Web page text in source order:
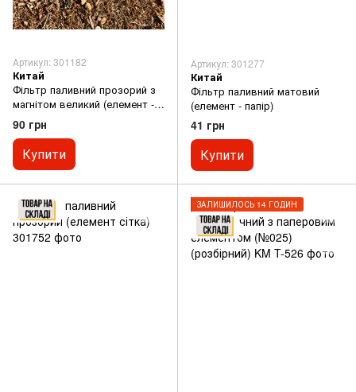
Артикул: 301182
Китай
Фільтр паливний прозорий з
магнітом великий (елемент -
папір) тип, 1 (КРЕПКИЙ)
90 грн
Купити
Артикул: 301277
Китай
Фільтр паливний матовий
(елемент - папір)
41 грн
Купити
ЗАЛИШИЛОСЬ 14 ГОДИН